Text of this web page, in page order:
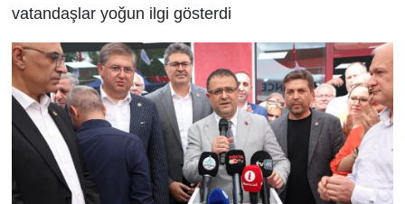
vatandaşlar yoğun ilgi gösterdi